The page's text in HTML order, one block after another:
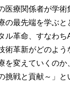
医療関係者が学術
の最先端を学ぶと
ル革命、すなわち
術革新がどのよう
を変えていくのか
挑戦と貢献～」と